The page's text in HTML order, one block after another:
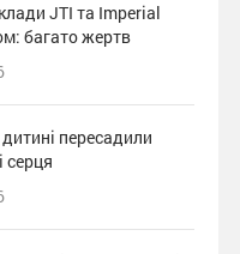
JTI та Imperial
багато жертв
пересадили
серця